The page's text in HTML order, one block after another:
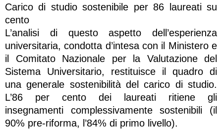
Carico di studio sostenibile per 86 laureati su
cento
L’analisi di questo aspetto dell’esperienza
universitaria, condotta d’intesa con il Ministero e
il Comitato Nazionale per la Valutazione del
Sistema Universitario, restituisce il quadro di
una generale sostenibilità del carico di studio.
L’86 per cento dei laureati ritiene gli
insegnamenti complessivamente sostenibili (il
90% pre-riforma, l’84% di primo livello).